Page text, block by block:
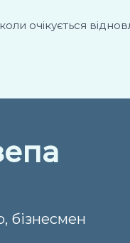
очікується
бізнесмен